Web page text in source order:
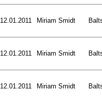
12.01.2011 Miriam Smidt
12.01.2011 Miriam Smidt
12.01.2011 Miriam Smidt